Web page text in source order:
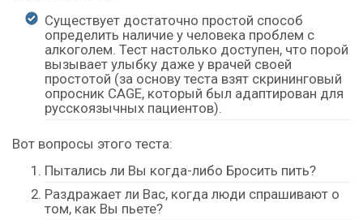
Существует достаточно простой способ
определить наличие у человека проблем с
алкоголем. Тест настолько доступен, что порой
вызывает улыбку даже у врачей своей
простотой (за основу теста взят скрининговый
опросник CAGE, который был адаптирован для
русскоязычных пациентов).
Вот вопросы этого теста:
Пытались ли Вы когда-либо Бросить пить?
Раздражает ли Вас, когда люди спрашивают о
том, как Вы пьете?